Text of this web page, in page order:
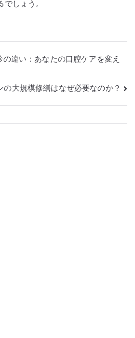
しょう。
違い：あなたの口腔ケアを変え
の大規模修繕はなぜ必要なのか？